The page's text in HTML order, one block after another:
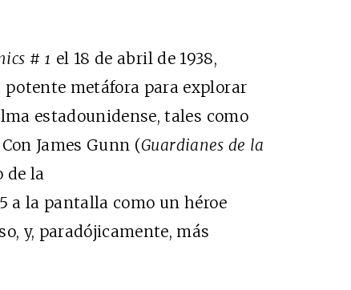
# 1 el 18 de abril de 1938,
metáfora para explorar
estadounidense, tales como
James Gunn (Guardianes de la
de la
a la pantalla como un héroe
y, paradójicamente, más